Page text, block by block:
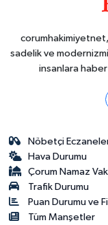
sadelik ve
insanlara
Nöbetçi
Hava Durumu
Çorum Namaz
Trafik Durumu
Puan Durumu ve
Tüm Manşetler